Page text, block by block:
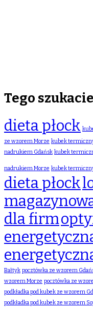
Tego szukacie
dieta płock
ze wzorem Morze kubek
nadrukiem Gdańsk kubek
nadrukiem Morze kubek
dieta płock
dla firm
Bałtyk pocztówka ze wzorem
wzorem Morze pocztówka ze
podkładka pod kubek ze wzorem
podkładka pod kubek ze wzorem